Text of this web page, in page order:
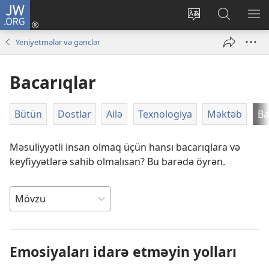
JW.ORG
Saytın
Daxil
JW.ORG-
da
axtarın
Yeniyetmələr və gənclər
Bacarıqlar
Bütün Dostlar Ailə Texnologiya Məktəb
Məsuliyyətli insan olmaq üçün hansı bacarıqlara və
keyfiyyətlərə sahib olmalısan? Bu barədə öyrən.
Emosiyaları idarə etməyin yolları